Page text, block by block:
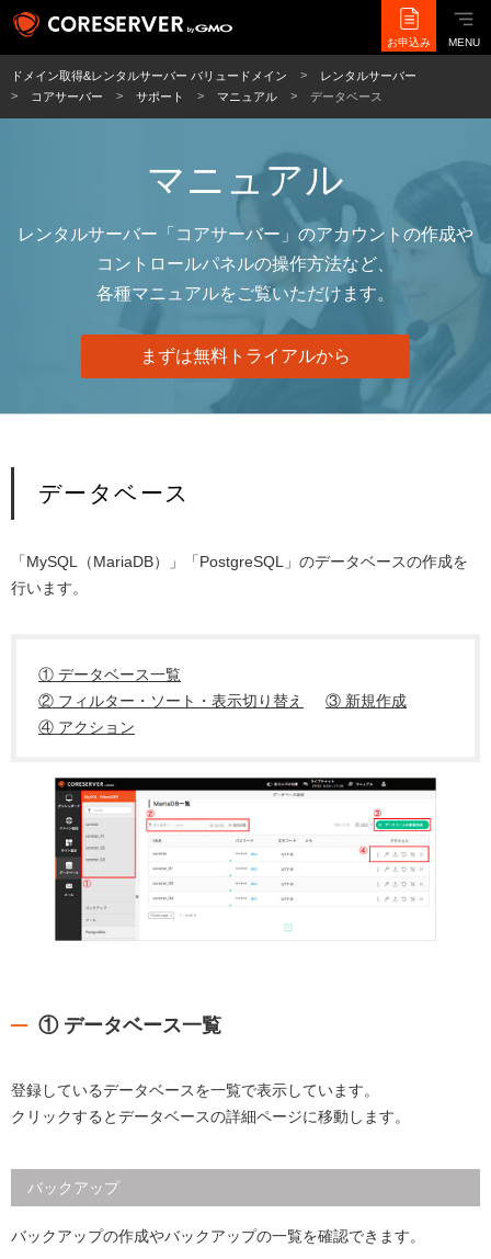
お申込み MENU
ドメイン取得&レンタルサーバー バリュードメイン
レンタルサーバー
コアサーバー
サポート マニュアル データベース
マニュアル
レンタルサーバー「コアサーバー」のアカウントの作成や
コントロールパネルの操作方法など、
各種マニュアルをご覧いただけます。
まずは無料トライアルから
データベース
「MySQL（MariaDB）」「PostgreSQL」のデータベースの作成を
行います。
① データベース一覧
② フィルター・ソート・表示切り替え
③ 新規作成
④ アクション
① データベース一覧
登録しているデータベースを一覧で表示しています。
クリックするとデータベースの詳細ページに移動します。
バックアップ
バックアップの作成やバックアップの一覧を確認できます。